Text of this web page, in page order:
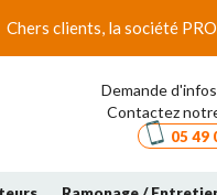
Chers clients, la société
Demande
Contactez
05 49